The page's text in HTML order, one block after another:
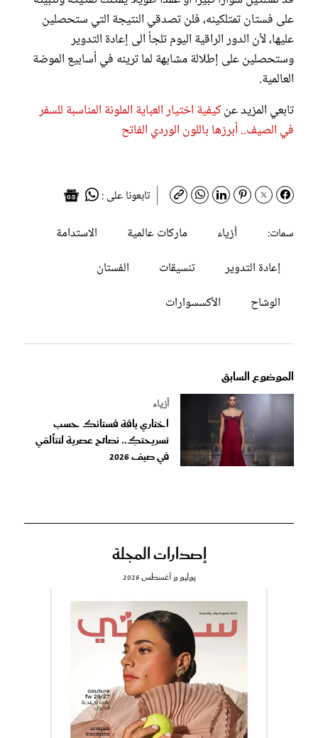
على فستان تمتلكينه، فلن تصدقي النتيجة التي ستحصلين
عليها، لأن الدور الراقية اليوم تلجأ الى إعادة التدوير
وستحصلين على إطلالة مشابهة لما ترينه في أسابيع الموضة
العالمية.
تابعي المزيد عنكيفية اختيار العباية الملونة المناسبة للسفر
في الصيف.. أبرزها باللون الوردي الفاتح
تابعونا على :
سمات:
أزياء ماركات عالمية
الاستدامة
إعادة التدوير
تنسيقات
الفستان
الوشاح
الأكسسوارات
الموضوع السابق
أزياء
اختاري ياقة فستانك حسب
تسريحتكِ.. نصائح عصرية لتتألقي
في صيف 2026
إصدارات المجلة
يوليو و أغسطس 2026